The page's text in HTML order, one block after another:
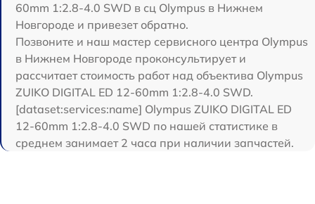
60mm 1:2.8-4.0 SWD в сц Olympus в Нижнем
Новгороде и привезет обратно.
Позвоните и наш мастер сервисного центра Olympus
в Нижнем Новгороде проконсультирует и
рассчитает стоимость работ над объектива Olympus
ZUIKO DIGITAL ED 12-60mm 1:2.8-4.0 SWD.
[dataset:services:name] Olympus ZUIKO DIGITAL ED
12-60mm 1:2.8-4.0 SWD по нашей статистике в
среднем занимает 2 часа при наличии запчастей.